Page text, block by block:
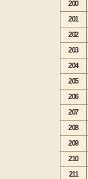
200
201
202
203
204
205
206
207
208
209
210
211